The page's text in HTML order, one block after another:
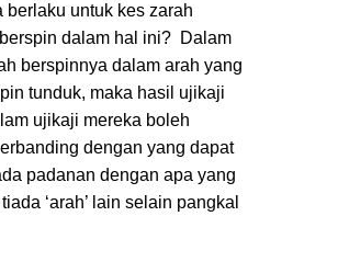
untuk kes zarah
dalam hal ini? Dalam
berspinnya dalam arah yang
tunduk, maka hasil ujikaji
ujikaji mereka boleh
dengan yang dapat
padanan dengan apa yang
‘arah’ lain selain pangkal